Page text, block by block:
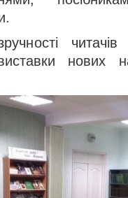
читачів
нових